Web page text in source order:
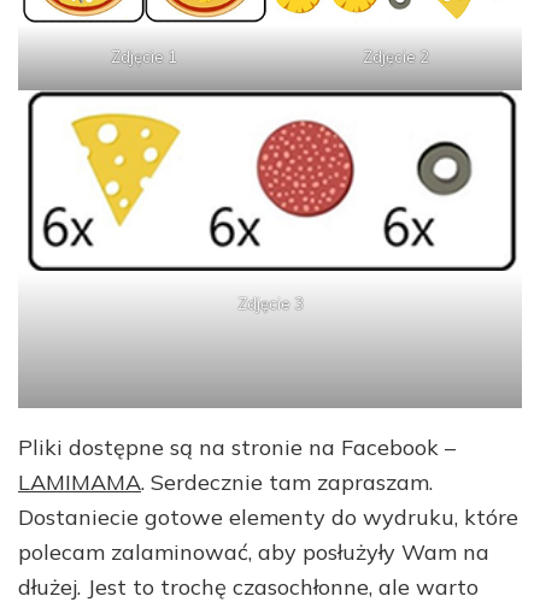
Zdjęcie 1 Zdjęcie 2
Zdjęcie 3
Pliki dostępne są na stronie na Facebook –
LAMIMAMA. Serdecznie tam zapraszam.
Dostaniecie gotowe elementy do wydruku, które
polecam zalaminować, aby posłużyły Wam na
dłużej. Jest to trochę czasochłonne, ale warto